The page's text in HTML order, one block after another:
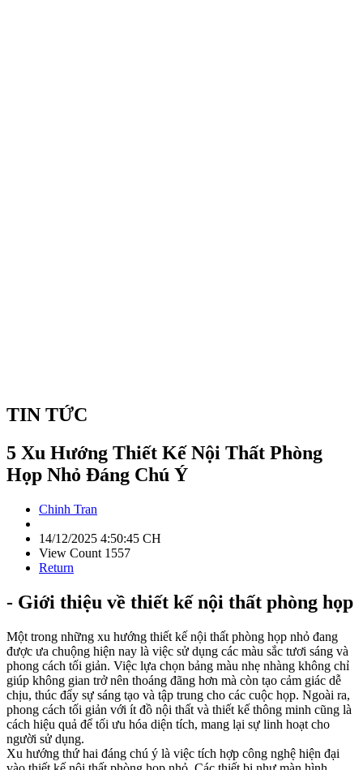
TIN TỨC
5 Xu Hướng Thiết Kế Nội Thất Phòng
Họp Nhỏ Đáng Chú Ý
Chinh Tran
14/12/2025 4:50:45 CH
View Count 1557
Return
- Giới thiệu về thiết kế nội thất phòng họp
Một trong những xu hướng thiết kế nội thất phòng họp nhỏ đang
được ưa chuộng hiện nay là việc sử dụng các màu sắc tươi sáng và
phong cách tối giản. Việc lựa chọn bảng màu nhẹ nhàng không chỉ
giúp không gian trở nên thoáng đãng hơn mà còn tạo cảm giác dễ
chịu, thúc đẩy sự sáng tạo và tập trung cho các cuộc họp. Ngoài ra,
phong cách tối giản với ít đồ nội thất và thiết kế thông minh cũng là
cách hiệu quả để tối ưu hóa diện tích, mang lại sự linh hoạt cho
người sử dụng.
Xu hướng thứ hai đáng chú ý là việc tích hợp công nghệ hiện đại